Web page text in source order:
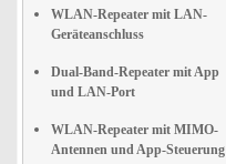
WLAN-Repeater mit LAN-
Geräteanschluss
Dual-Band-Repeater mit App
und LAN-Port
WLAN-Repeater mit MIMO-
Antennen und App-Steuerung